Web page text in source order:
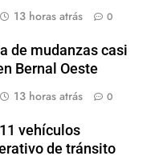
13 horas atrás 0
de mudanzas casi
Bernal Oeste
13 horas atrás 0
vehículos
de tránsito